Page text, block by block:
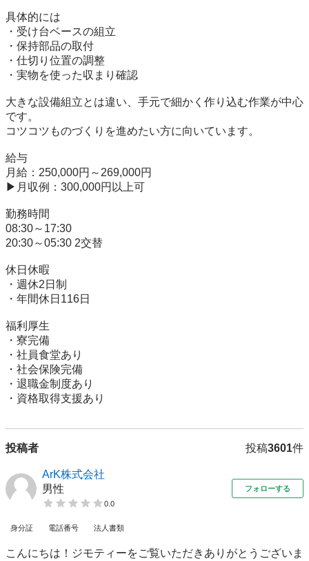
具体的には
・受け台ベースの組立
・保持部品の取付
・仕切り位置の調整
・実物を使った収まり確認
大きな設備組立とは違い、手元で細かく作り込む作業が中心
です。
コツコツものづくりを進めたい方に向いています。
給与
月給：250,000円～269,000円
▶月収例：300,000円以上可
勤務時間
08:30～17:30
20:30～05:30 2交替
休日休暇
・週休2日制
・年間休日116日
福利厚生
・寮完備
・社員食堂あり
・社会保険完備
・退職金制度あり
投稿者 投稿3601件
ArK株式会社
男性
0.0
フォローする
身分証 電話番号 法人書類
こんにちは！ジモティーをご覧いただきありがとうございま